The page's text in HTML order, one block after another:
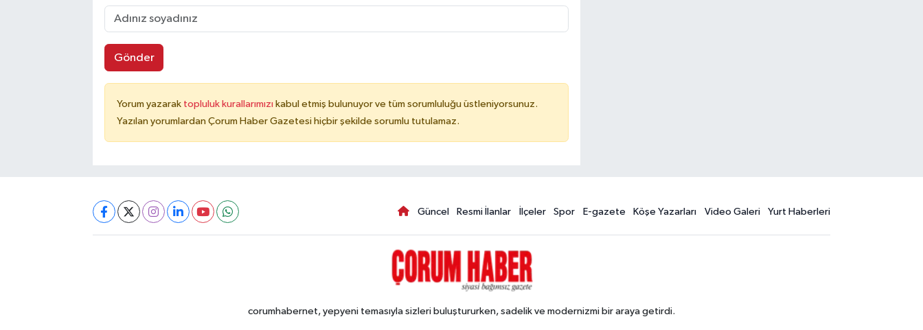
Gönder
Yorum yazarak topluluk kurallarımızı kabul etmiş bulunuyor ve tüm sorumluluğu üstleniyorsunuz.
Yazılan yorumlardan Çorum Haber Gazetesi hiçbir şekilde sorumlu tutulamaz.
Güncel Resmi İlanlar İlçeler Spor E-gazete Köşe Yazarları Video Galeri Yurt Haberleri
corumhabernet, yepyeni temasıyla sizleri buluştururken, sadelik ve modernizmi bir araya getirdi.